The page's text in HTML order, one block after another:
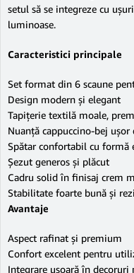
setul să se integreze cu
luminoase.
Caracteristici principale
Set format din 6 scaune
Design modern și elegant
Tapițerie textilă moale,
Nuanță cappuccino-bej ușor
Spătar confortabil cu formă
Șezut generos și plăcut
Cadru solid în finisaj crem
Stabilitate foarte bună și
Avantaje
Aspect rafinat și premium
Confort excelent pentru
Integrare ușoară în decoruri